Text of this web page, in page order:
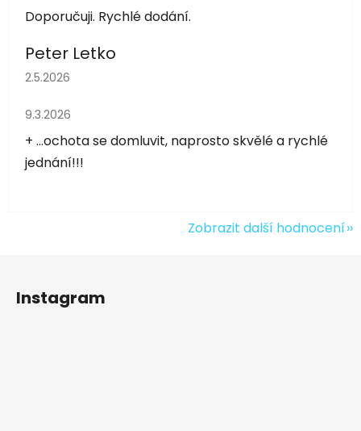
Doporučuji. Rychlé dodání.
Peter Letko
Hodnocení obchodu je 5 z 5 hvězdiček.
2.5.2026
Hodnocení obchodu je 5 z 5 hvězdiček.
9.3.2026
+ ...ochota se domluvit, naprosto skvělé a rychlé
jednání!!!
Zobrazit další hodnocení
Instagram